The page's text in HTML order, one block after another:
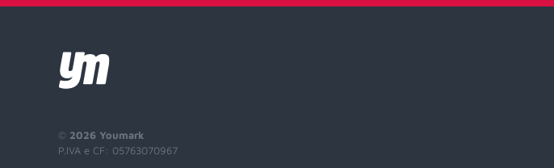
© 2026 Youmark
P.IVA e CF: 05763070967